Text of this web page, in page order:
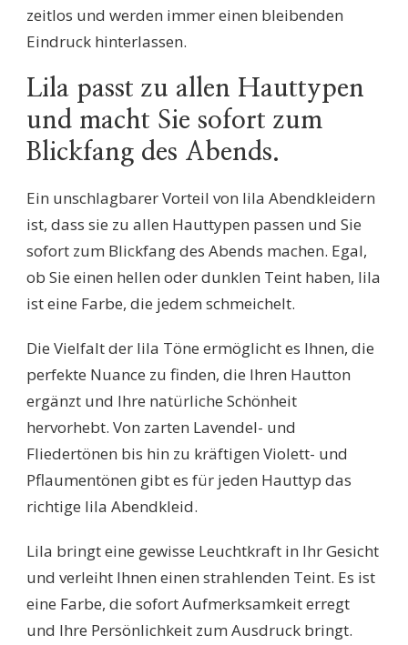
zeitlos und werden immer einen bleibenden
Eindruck hinterlassen.
Lila passt zu allen Hauttypen
und macht Sie sofort zum
Blickfang des Abends.
Ein unschlagbarer Vorteil von lila Abendkleidern
ist, dass sie zu allen Hauttypen passen und Sie
sofort zum Blickfang des Abends machen. Egal,
ob Sie einen hellen oder dunklen Teint haben, lila
ist eine Farbe, die jedem schmeichelt.
Die Vielfalt der lila Töne ermöglicht es Ihnen, die
perfekte Nuance zu finden, die Ihren Hautton
ergänzt und Ihre natürliche Schönheit
hervorhebt. Von zarten Lavendel- und
Fliedertönen bis hin zu kräftigen Violett- und
Pflaumentönen gibt es für jeden Hauttyp das
richtige lila Abendkleid.
Lila bringt eine gewisse Leuchtkraft in Ihr Gesicht
und verleiht Ihnen einen strahlenden Teint. Es ist
eine Farbe, die sofort Aufmerksamkeit erregt
und Ihre Persönlichkeit zum Ausdruck bringt.